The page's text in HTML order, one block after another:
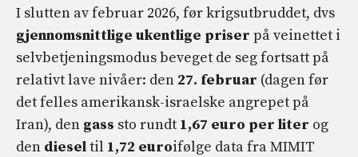
I slutten av februar 2026, før krigsutbruddet, dvs
gjennomsnittlige ukentlige priser på veinettet i
selvbetjeningsmodus beveget de seg fortsatt på
relativt lave nivåer: den 27. februar (dagen før
det felles amerikansk-israelske angrepet på
Iran), den gass sto rundt 1,67 euro per liter og
den dieseltil 1,72 euroifølge data fra MIMIT